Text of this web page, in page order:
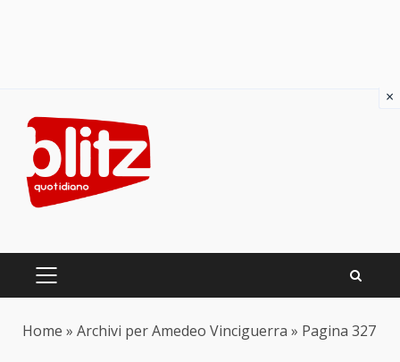
content
PRIMARY
Home » Archivi per Amedeo Vinciguerra » Pagina 327
×